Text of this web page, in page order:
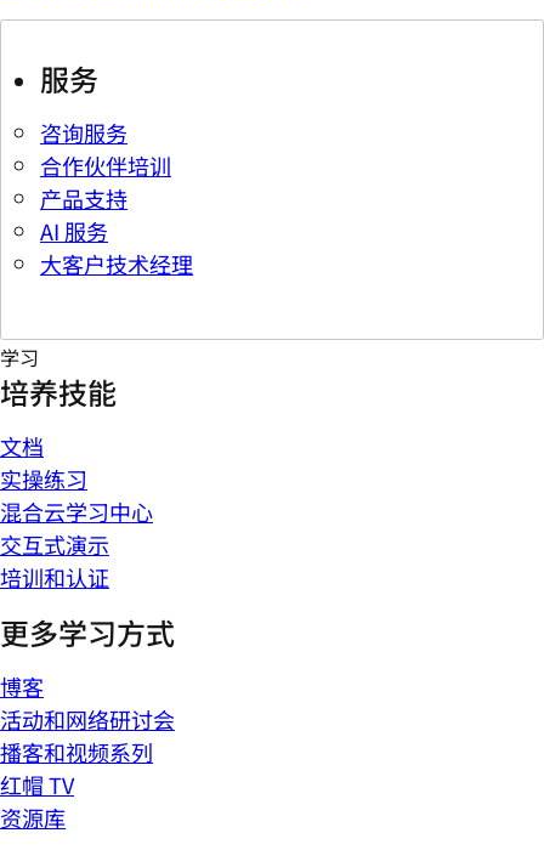
服务
咨询服务
合作伙伴培训
产品支持
AI 服务
大客户技术经理
学习
培养技能
文档
实操练习
混合云学习中心
交互式演示
培训和认证
更多学习方式
博客
活动和网络研讨会
播客和视频系列
红帽 TV
资源库